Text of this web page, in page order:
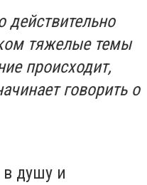
действительно
тяжелые темы
происходит,
говорить о
в душу и